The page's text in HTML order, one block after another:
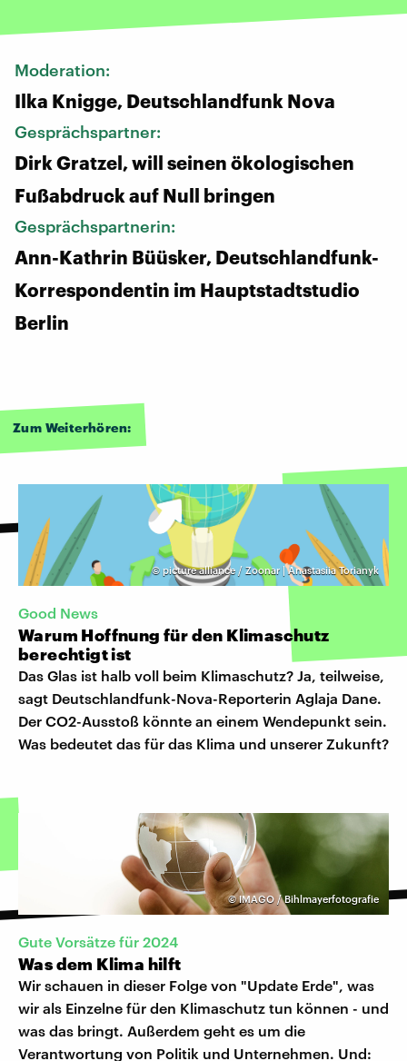
Moderation:
Ilka Knigge, Deutschlandfunk Nova
Gesprächspartner:
Dirk Gratzel, will seinen ökologischen
Fußabdruck auf Null bringen
Gesprächspartnerin:
Ann-Kathrin Büüsker, Deutschlandfunk-
Korrespondentin im Hauptstadtstudio
Berlin
Zum Weiterhören:
© picture alliance / Zoonar | Anastasiia Torianyk
Good News
Warum Hoffnung für den Klimaschutz
berechtigt ist
Das Glas ist halb voll beim Klimaschutz? Ja, teilweise,
sagt Deutschlandfunk-Nova-Reporterin Aglaja Dane.
Der CO2-Ausstoß könnte an einem Wendepunkt sein.
Was bedeutet das für das Klima und unserer Zukunft?
©IMAGO / Bihlmayerfotografie
Gute Vorsätze für 2024
Was dem Klima hilft
Wir schauen in dieser Folge von "Update Erde", was
wir als Einzelne für den Klimaschutz tun können - und
was das bringt. Außerdem geht es um die
Verantwortung von Politik und Unternehmen. Und: